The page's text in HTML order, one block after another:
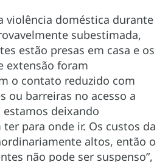
violência doméstica durante
subestimada,
estão presas em casa e os
extensão foram
o contato reduzido com
ou barreiras no acesso a
estamos deixando
para onde ir. Os custos da
altos, então o
não pode ser suspenso”,